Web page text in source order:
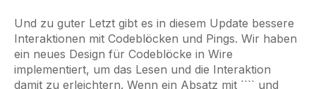
Und zu guter Letzt gibt es in diesem Update bessere
Interaktionen mit Codeblöcken und Pings. Wir haben
ein neues Design für Codeblöcke in Wire
implementiert, um das Lesen und die Interaktion
damit zu erleichtern. Wenn ein Absatz mit ```` und